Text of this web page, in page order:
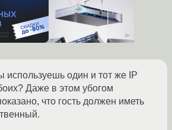
используешь один и тот же IP
Даже в этом убогом
что гость должен иметь